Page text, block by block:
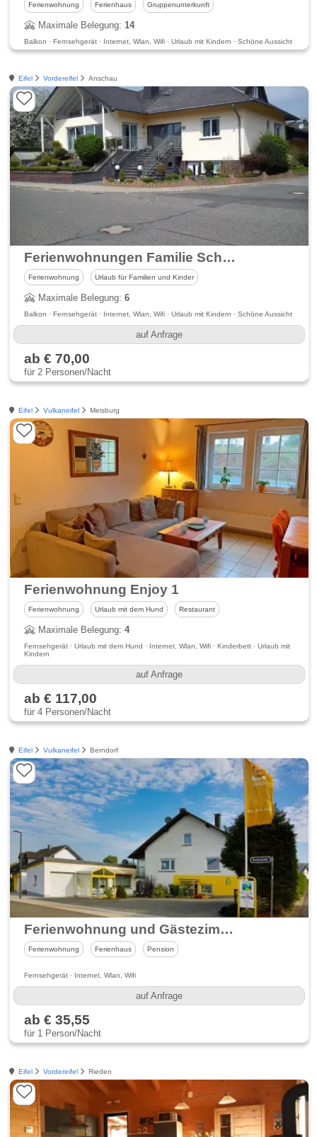
Ferienwohnung Ferienhaus Gruppenunterkunft
Maximale Belegung:14
Balkon · Fernsehgerät · Internet, Wlan, Wifi · Urlaub mit Kindern · Schöne Aussicht
Eifel Vordereifel Anschau
Ferienwohnungen Familie Schmitz
Ferienwohnung Urlaub für Familien und Kinder
Maximale Belegung:6
Balkon · Fernsehgerät · Internet, Wlan, Wifi · Urlaub mit Kindern · Schöne Aussicht
auf Anfrage
ab € 70,00
für 2 Personen/Nacht
Eifel Vulkaneifel Meisburg
Ferienwohnung Enjoy 1
Ferienwohnung Urlaub mit dem Hund Restaurant
Maximale Belegung:4
Fernsehgerät · Urlaub mit dem Hund · Internet, Wlan, Wifi · Kinderbett · Urlaub mit
Kindern
auf Anfrage
ab € 117,00
für 4 Personen/Nacht
Eifel Vulkaneifel Berndorf
Ferienwohnung und Gästezimmer Haus Berndorf
Ferienwohnung Ferienhaus Pension
Fernsehgerät · Internet, Wlan, Wifi
auf Anfrage
ab € 35,55
für 1 Person/Nacht
Eifel Vordereifel Rieden